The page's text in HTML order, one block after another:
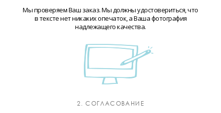
Мы проверяем Ваш заказ. Мы должны удостовериться, что
в тексте нет никаких опечаток, а Ваша фотография
надлежащего качества.
2. СОГЛАСОВАНИЕ